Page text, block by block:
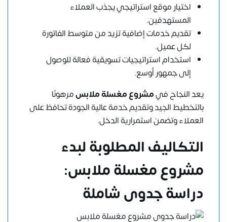
اختيار موقع استراتيجي يجذب العملاء
المستهدفين.
تقديم خدمات إضافية تزيد من متوسط الفاتورة
لكل عميل.
استخدام استراتيجيات تسويقية فعالة للوصول
إلى جمهور أوسع.
يعد النجاح فيمشروع مغسلة ملابسمرهونًا
بالتخطيط الجيد وتقديم خدمة عالية الجودة تحافظ على
العملاء وتضمن استمرارية الدخل.
التكاليف المطلوبة لبدء
مشروع مغسلة ملابس:
دراسة جدوى شاملة